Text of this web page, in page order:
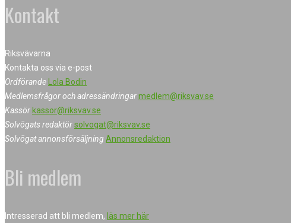
Kontakt
Riksvävarna
Kontakta oss via e-post
Ordförande
Lola Bodin
Medlemsfrågor och adressändringarmedlem@riksvav.se
Kassör kassor@riksvav.se
Solvögats redaktörsolvogat@riksvav.se
Solvögat annonsförsäljning Annonsredaktion
Bli medlem
Intresserad att bli medlem, läs mer här